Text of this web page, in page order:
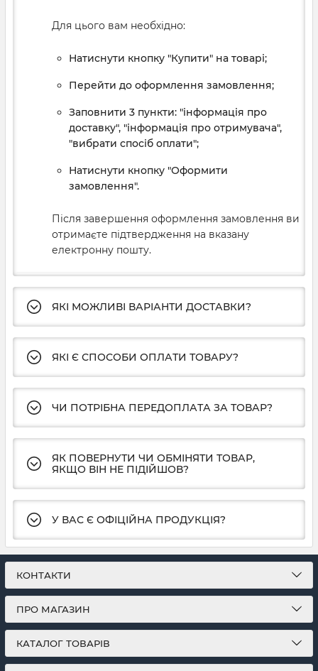
Для цього вам необхідно:
Натиснути кнопку "Купити" на товарі;
Перейти до оформлення замовлення;
Заповнити 3 пункти: "інформація про
доставку", "інформація про отримувача",
"вибрати спосіб оплати";
Натиснути кнопку "Оформити
замовлення".
Після завершення оформлення замовлення ви
отримаєте підтвердження на вказану
електронну пошту.
ЯКІ МОЖЛИВІ ВАРІАНТИ ДОСТАВКИ?
ЯКІ Є СПОСОБИ ОПЛАТИ ТОВАРУ?
ЧИ ПОТРІБНА ПЕРЕДОПЛАТА ЗА ТОВАР?
ЯК ПОВЕРНУТИ ЧИ ОБМІНЯТИ ТОВАР,
ЯКЩО ВІН НЕ ПІДІЙШОВ?
У ВАС Є ОФІЦІЙНА ПРОДУКЦІЯ?
КОНТАКТИ
ПРО МАГАЗИН
КАТАЛОГ ТОВАРІВ